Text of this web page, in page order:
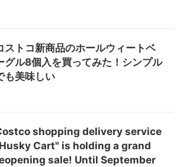
ストコ新商品のホールウィートベ
グル8個入を買ってみた！シンプル
も美味しい
shopping delivery service
Cart" is holding a grand
sale! Until September